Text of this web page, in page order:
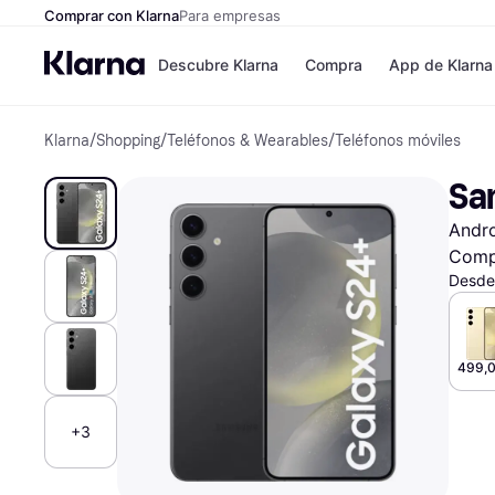
Comprar con KlarnaPara empresas
Descubre Klarna
Formas de pago
Paga ahora
Paga en 3 plazos
Paga en 30 días
Financiación
Klarna en Apple
Compra
Tiendas
Zalando
JD Sports
Directorio de
App de Klarna
Klarna/Shopping/Teléfonos & Wearables/Teléfonos móviles
+3